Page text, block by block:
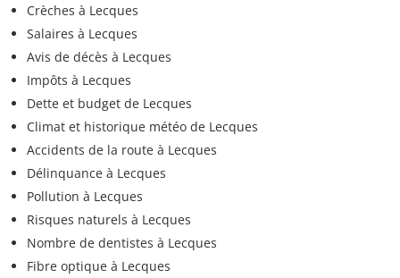
Crèches à Lecques
Salaires à Lecques
Avis de décès à Lecques
Impôts à Lecques
Dette et budget de Lecques
Climat et historique météo de Lecques
Accidents de la route à Lecques
Délinquance à Lecques
Pollution à Lecques
Risques naturels à Lecques
Nombre de dentistes à Lecques
Fibre optique à Lecques